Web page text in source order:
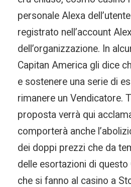
personale Alexa
registrato nell’account
dell’organizzazione. In
Capitan America gli dice
e sostenere una serie di
rimanere un Vendicatore.
proposta verrà qui
comporterà anche
dei doppi prezzi che da
delle esortazioni di questo
che si fanno al casino a